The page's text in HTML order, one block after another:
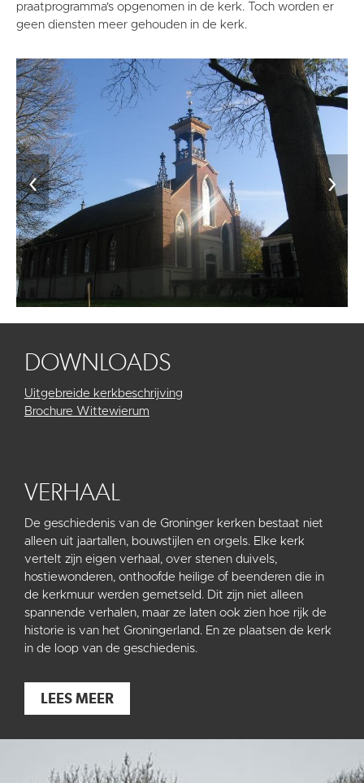
praatprogramma's opgenomen in de kerk. Toch worden er
geen diensten meer gehouden in de kerk.
‹ ›
DOWNLOADS
Uitgebreide kerkbeschrijving
Brochure Wittewierum
VERHAAL
De geschiedenis van de Groninger kerken bestaat niet
alleen uit jaartallen, bouwstijlen en orgels. Elke kerk
vertelt zijn eigen verhaal, over stenen duivels,
hostiewonderen, onthoofde heilige of beenderen die in
de kerkmuur werden gemetseld. Dit zijn niet alleen
spannende verhalen, maar ze laten ook zien hoe rijk de
historie is van het Groningerland. En ze plaatsen de kerk
in de loop van de geschiedenis.
LEES MEER